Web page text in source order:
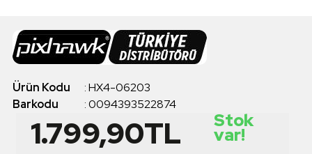
Ürün Kodu :HX4-06203
Barkodu
:0094393522874
1.799,90TL Stok
var!